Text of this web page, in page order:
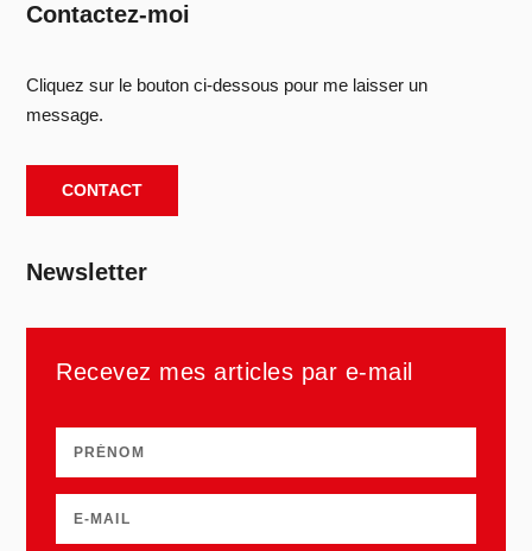
Contactez-moi
Cliquez sur le bouton ci-dessous pour me laisser un
message.
CONTACT
Newsletter
Recevez mes articles par e-mail